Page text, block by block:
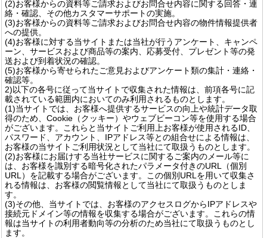
(2)お客様からの資料等ご請求およびお問合せ内容に関する回答・連
絡・確認、その他カスタマーサポートの実施。
(3)お客様からの資料等ご請求およびお問合せ内容の物件情報提供者
への提供。
(4)お客様に対する当サイトまたは当社が行うアンケート、キャンペ
ーン、サービスおよび商品等の案内、応募受付、プレゼント等の発
送および到着状況の確認。
(5)お客様から寄せられたご意見およびアンケート類の集計・連絡・
確認等。
2)以下の各号に従って当サイトで収集された情報は、前項各号に記
載されている範囲内においてのみ利用されるものとします。
(1)当サイトでは、お客様へ提供するサービスの向上や統計データ取
得のため、Cookie（クッキー）やウェブビーコン等を使用する場合
がございます。これらと当サイトご利用上お客様が使用されるID、
パスワード、アカウント、IPアドレス等との組合せによる情報は、
お客様の当サイトご利用状況として当社にて取扱うものとします。
(2)お客様にお届けする当社サービスに関するご案内のメール等に
は、お客様を識別する暗号化されたパラメータ付きのURL（個別
URL）を記載する場合がございます。この個別URLを用いて収集さ
れる情報は、お客様の閲覧情報として当社にて取扱うものとしま
す。
(3)その他、当サイトでは、お客様のアクセスログからIPアドレスや
接続元ドメイン等の情報を収集する場合がございます。これらの情
報は当サイトの利用者動向等の分析のため当社にて取扱うものとし
ます。